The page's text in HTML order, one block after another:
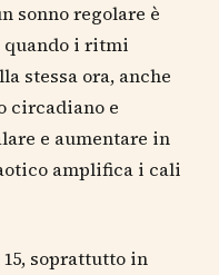
sonno regolare è
i ritmi
stessa ora, anche
circadiano e
e aumentare in
amplifica i cali
soprattutto in